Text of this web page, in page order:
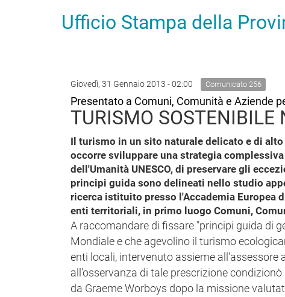
Ufficio Stampa della
Giovedì, 31 Gennaio 2013 - 02:00 Comunicato 256
Presentato a Comuni, Comunità e Aziende
TURISMO SOSTENIBILE
Il turismo in un sito naturale delicato e di
occorre sviluppare una strategia
dell'Umanità UNESCO, di preservare gli
principi guida sono delineati nello studio
ricerca istituito presso l'Accademia
enti territoriali, in primo luogo Comuni,
A raccomandare di fissare "principi guida di
Mondiale e che agevolino il turismo
enti locali, intervenuto assieme
all'osservanza di tale prescrizione
da Graeme Worboys dopo la missione